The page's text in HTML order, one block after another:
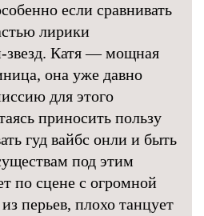
если сравнивать
лирики
звезд. Катя — мощная
она уже давно
для этого
приносить пользу
гуд вайбс онли и быть
под этим
по сцене с огромной
перьев, плохо танцует